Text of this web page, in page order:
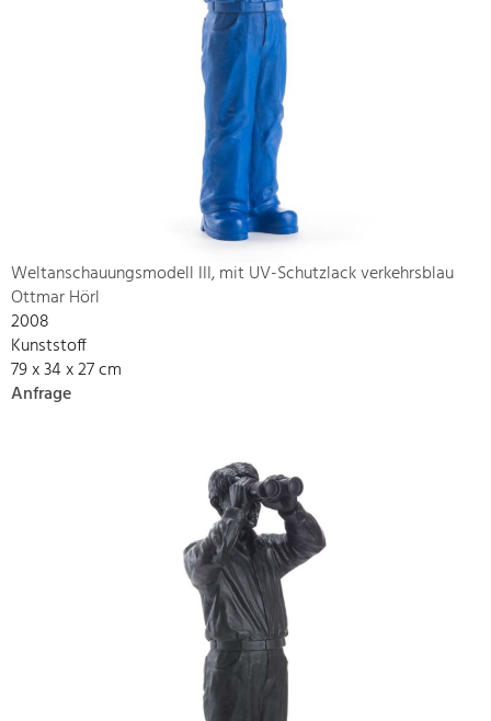
Weltanschauungsmodell III, mit UV-Schutzlack verkehrsblau
Ottmar Hörl
2008
Kunststoff
79 x 34 x 27 cm
Anfrage